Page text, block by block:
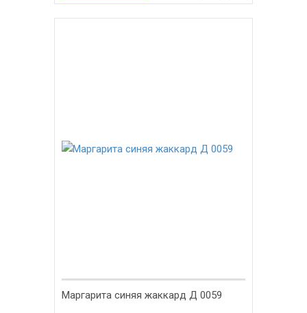
Маргарита синяя жаккард Д 0059